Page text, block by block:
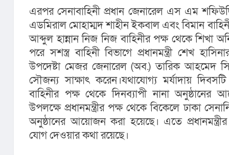
এরপর সেনাবাহিনী প্রধান জেনারেল এস এম
এডমিরাল মোহাম্মদ শাহীন ইকবাল এবং বিমান
আব্দুল হান্নান নিজ নিজ বাহিনীর পক্ষ থেকে শিখা
পরে সশস্ত্র বাহিনী বিভাগে প্রধানমন্ত্রী শেখ
উপদেষ্টা মেজর জেনারেল (অব.) তারিক আহমেদ
সৌজন্য সাক্ষাৎ করেন।যথাযোগ্য মর্যাদায়
বাহিনীর পক্ষ থেকে দিনব্যাপী নানা
উপলক্ষে প্রধানমন্ত্রীর পক্ষ থেকে বিকেলে ঢাকা
অনুষ্ঠানের আয়োজন করা হয়েছে। এতে
যোগ দেওয়ার কথা রয়েছে।